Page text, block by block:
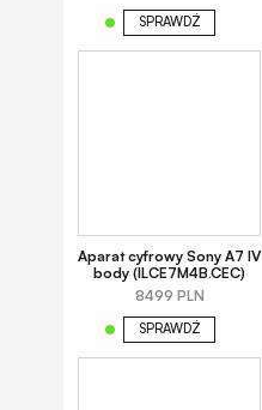
SPRAWDŹ
Aparat cyfrowy Sony A7 IV
body (ILCE7M4B.CEC)
8499 PLN
SPRAWDŹ